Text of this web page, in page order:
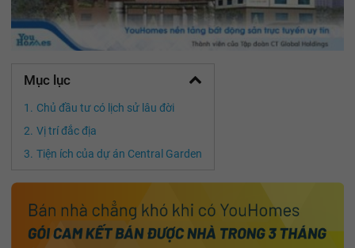
Mục lục
Chủ đầu tư có lịch sử lâu đời
Vị trí đắc địa
Tiện ích của dự án Central Garden